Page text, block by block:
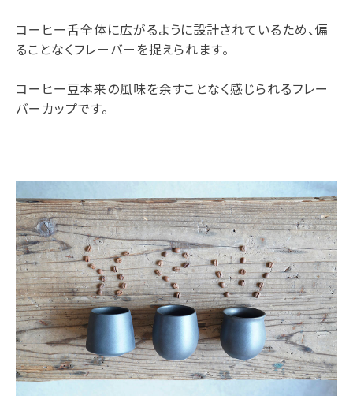
コーヒー舌全体に広がるように設計されているため、偏
ることなくフレーバーを捉えられます。
コーヒー豆本来の風味を余すことなく感じられるフレー
バーカップです。